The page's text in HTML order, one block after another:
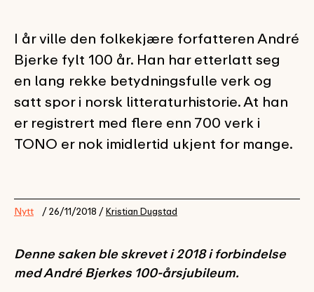
I år ville den folkekjære forfatteren André
Bjerke fylt 100 år. Han har etterlatt seg
en lang rekke betydningsfulle verk og
satt spor i norsk litteraturhistorie. At han
er registrert med flere enn 700 verk i
TONO er nok imidlertid ukjent for mange.
Nytt / 26/11/2018 /Kristian Dugstad
Denne saken ble skrevet i 2018 i forbindelse
med André Bjerkes 100-årsjubileum.